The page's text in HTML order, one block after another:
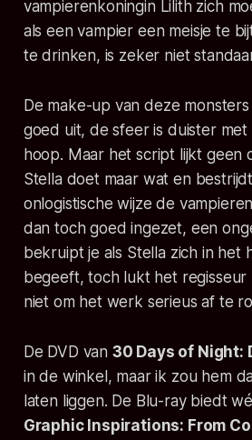
vampierenkoningin Lilith zich
als een vampier een meisje te
te drinken, is zeker niet
De make-up van deze
goed uit, de sfeer is duister met
hoop. Maar het script lijkt geen
Stella doet maar wat en
onlogistische wijze de
dan toch goed ingezet, een
bekruipt je als Stella zich in het
begeeft, toch lukt het regisseur
niet om het werk serieus af te
De DVD van 30 Days of Night:
in de winkel, maar ik zou hem
laten liggen. De Blu-ray biedt
Graphic Inspirations: From